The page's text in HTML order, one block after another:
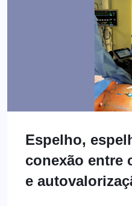
Espelho,
conexão entre
e